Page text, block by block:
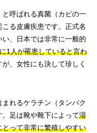
呼ばれる真菌（カビの一
る皮膚疾患です。正式名
、日本では非常に一般的
1人が罹患していると言わ
、女性にも決して珍しく
れるケラチン（タンパク
足は靴や靴下によって湿
って非常に繁殖しやすい